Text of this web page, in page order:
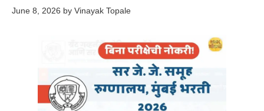
June 8, 2026 by Vinayak Topale